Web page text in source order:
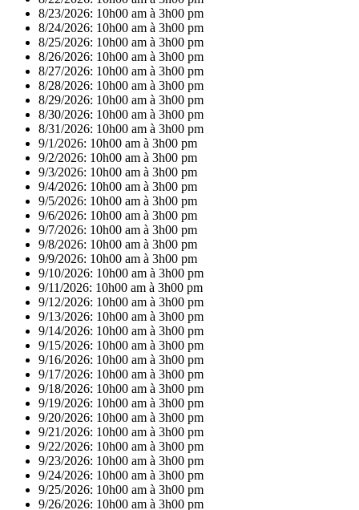
8/23/2026: 10h00 am à 3h00 pm
8/24/2026: 10h00 am à 3h00 pm
8/25/2026: 10h00 am à 3h00 pm
8/26/2026: 10h00 am à 3h00 pm
8/27/2026: 10h00 am à 3h00 pm
8/28/2026: 10h00 am à 3h00 pm
8/29/2026: 10h00 am à 3h00 pm
8/30/2026: 10h00 am à 3h00 pm
8/31/2026: 10h00 am à 3h00 pm
9/1/2026: 10h00 am à 3h00 pm
9/2/2026: 10h00 am à 3h00 pm
9/3/2026: 10h00 am à 3h00 pm
9/4/2026: 10h00 am à 3h00 pm
9/5/2026: 10h00 am à 3h00 pm
9/6/2026: 10h00 am à 3h00 pm
9/7/2026: 10h00 am à 3h00 pm
9/8/2026: 10h00 am à 3h00 pm
9/9/2026: 10h00 am à 3h00 pm
9/10/2026: 10h00 am à 3h00 pm
9/11/2026: 10h00 am à 3h00 pm
9/12/2026: 10h00 am à 3h00 pm
9/13/2026: 10h00 am à 3h00 pm
9/14/2026: 10h00 am à 3h00 pm
9/15/2026: 10h00 am à 3h00 pm
9/16/2026: 10h00 am à 3h00 pm
9/17/2026: 10h00 am à 3h00 pm
9/18/2026: 10h00 am à 3h00 pm
9/19/2026: 10h00 am à 3h00 pm
9/20/2026: 10h00 am à 3h00 pm
9/21/2026: 10h00 am à 3h00 pm
9/22/2026: 10h00 am à 3h00 pm
9/23/2026: 10h00 am à 3h00 pm
9/24/2026: 10h00 am à 3h00 pm
9/25/2026: 10h00 am à 3h00 pm
9/26/2026: 10h00 am à 3h00 pm